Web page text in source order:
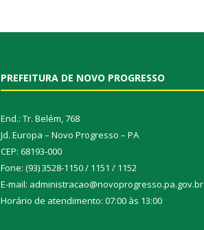
PREFEITURA DE NOVO PROGRESSO
End.: Tr. Belém, 768
Jd. Europa – Novo Progresso – PA
CEP: 68193-000
Fone: (93) 3528-1150 / 1151 / 1152
E-mail: administracao@novoprogresso.pa.gov.br
Horário de atendimento: 07:00 às 13:00